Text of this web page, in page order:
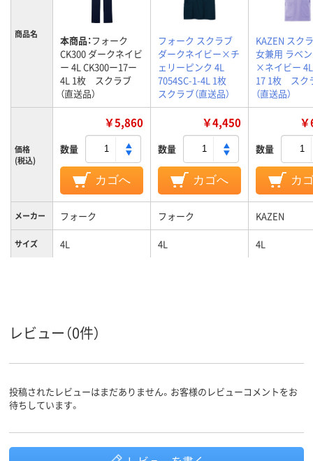
商品名 本商品：フォーク
CK300 ダークネイビ
ー 4L CK300ー17ー
4L 1枚 スクラブ
（直送品）
フォーク スクラブ
ダークネイビー×チ
ェリーピンク 4L
7054SC-1-4L 1枚
スクラブ（直送品）
KAZEN スク
女兼用 ラベ
×ネイビー
17 1枚 スク
（直送品）
価格
(税込)
￥5,860
数量
カゴへ
￥4,450
数量
カゴへ
数量
カ
メーカー フォーク フォーク KAZEN
サイズ 4L 4L 4L
レビュー（0件）
投稿されたレビューはまだありません。お客様のレビューコメントをお
待ちしています。